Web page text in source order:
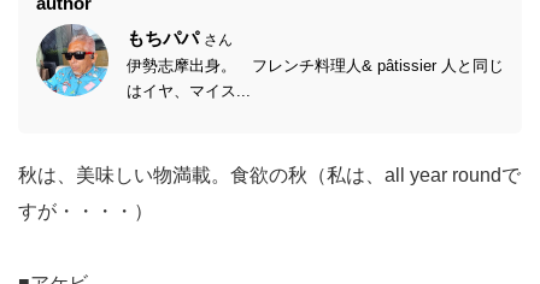
もちパパ さん
伊勢志摩出身。 フレンチ料理人& pâtissier 人と同じ
はイヤ、マイス...
秋は、美味しい物満載。食欲の秋（私は、all year roundで
すが・・・・）